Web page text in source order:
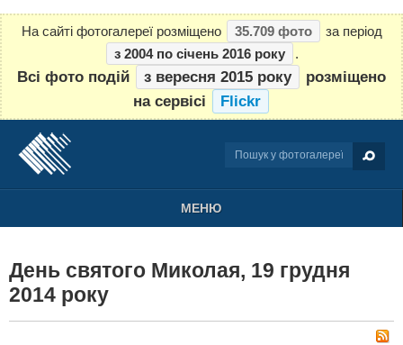
На сайті фотогалереї розміщено 35.709 фото
за період
з 2004 по січень 2016 року
.
Всі фото подій з вересня 2015 року
розміщено
на сервісі
Flickr
МЕНЮ
День святого Миколая, 19 грудня
2014 року